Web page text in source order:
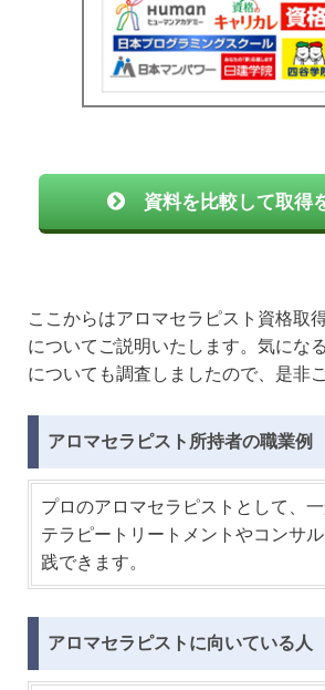
資料を比較して取得
ここからはアロマセラピスト資格取
についてご説明いたします。気にな
についても調査しましたので、是非
アロマセラピスト所持者の職業例
プロのアロマセラピストとして、
テラピートリートメントやコンサ
践できます。
アロマセラピストに向いている人